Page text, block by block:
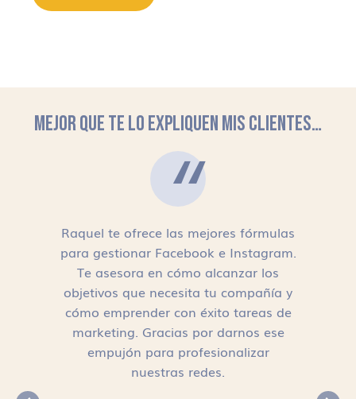
MEJOR QUE TE LO EXPLIQUEN MIS CLIENTES…
Raquel te ofrece las mejores fórmulas
para gestionar Facebook e Instagram.
Te asesora en cómo alcanzar los
objetivos que necesita tu compañía y
cómo emprender con éxito tareas de
marketing. Gracias por darnos ese
empujón para profesionalizar
nuestras redes.